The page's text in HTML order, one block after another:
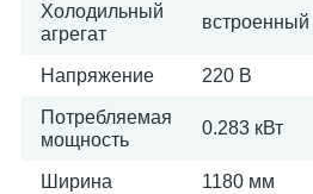
Холодильный
агрегат
встроенный
Напряжение 220 В
Потребляемая
мощность
0.283 кВт
Ширина 1180 мм